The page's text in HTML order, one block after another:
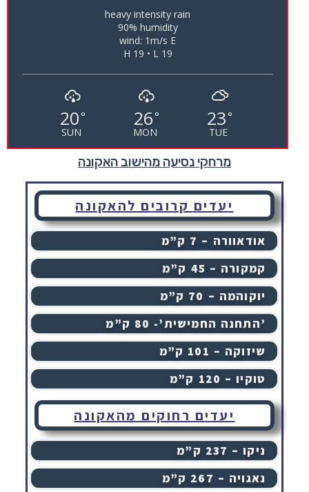
heavy intensity rain
90% humidity
wind: 1m/s E
H 19 • L 19
20°
SUN
26°
MON
23°
TUE
מרחקי נסיעה מהישוב האקונה
יעדים קרובים להאקונה
אודאוורה – 7 ק”מ
קמקורה – 45 ק”מ
יוקוהמה – 70 ק”מ
התחנה החמישית’- 80 ק”מ’
שיזוקה – 101 ק”מ
טוקיו – 120 ק”מ
יעדים רחוקים מהאקונה
ניקו – 237 ק”מ
נאגויה – 267 ק”מ